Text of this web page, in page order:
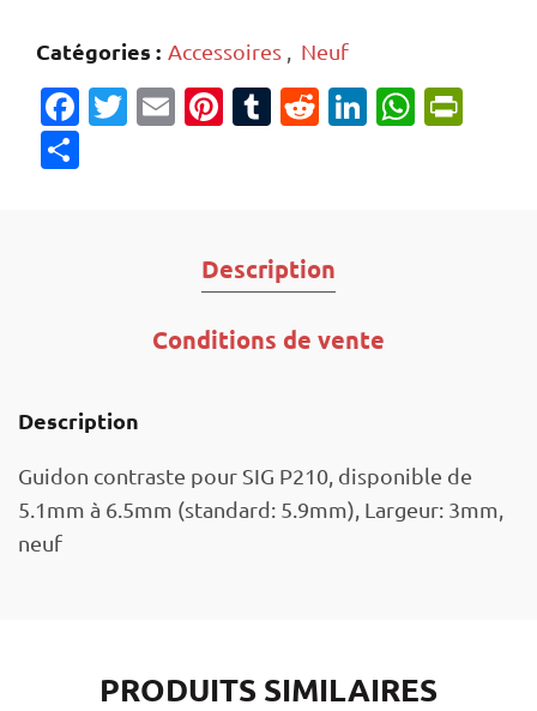
Catégories : Accessoires , Neuf
Facebook
Twitter
EmailPinterest
Tumblr
Reddit
LinkedIn
Description
Conditions de vente
Description
Guidon contraste pour SIG P210, disponible de
5.1mm à 6.5mm (standard: 5.9mm), Largeur: 3mm,
neuf
PRODUITS SIMILAIRES